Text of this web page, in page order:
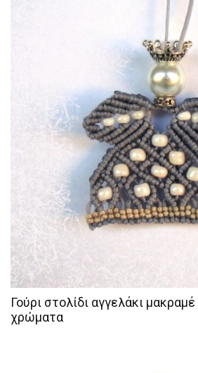
Γούρι στολίδι αγγελάκι
χρώματα